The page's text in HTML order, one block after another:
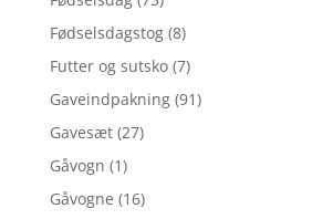
Fødselsdagstog (8)
Futter og sutsko (7)
Gaveindpakning (91)
Gavesæt (27)
Gåvogn (1)
Gåvogne (16)